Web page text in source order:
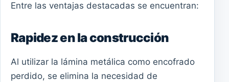
Entre las ventajas destacadas se encuentran:
Rapidez en la construcción
Al utilizar la lámina metálica como encofrado
perdido, se elimina la necesidad de